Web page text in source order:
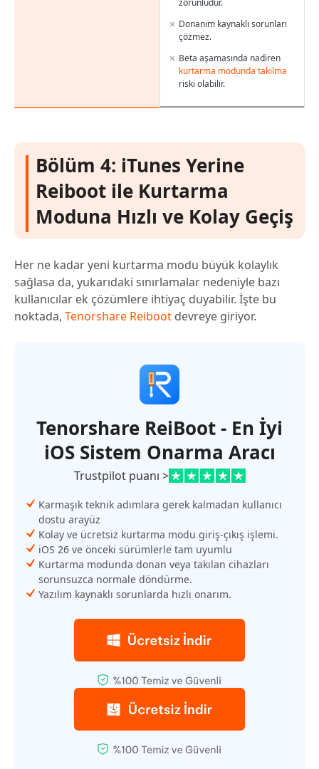
Donanım kaynaklı sorunları
çözmez.
Beta aşamasında nadiren
kurtarma modunda takılma
riski olabilir.
Bölüm 4: iTunes Yerine
Reiboot ile Kurtarma
Moduna Hızlı ve Kolay Geçiş
Her ne kadar yeni kurtarma modu büyük kolaylık
sağlasa da, yukarıdaki sınırlamalar nedeniyle bazı
kullanıcılar ek çözümlere ihtiyaç duyabilir. İşte bu
noktada, Tenorshare Reiboot devreye giriyor.
Tenorshare ReiBoot - En İyi
iOS Sistem Onarma Aracı
Trustpilot puanı >
Karmaşık teknik adımlara gerek kalmadan kullanıcı
dostu arayüz
Kolay ve ücretsiz kurtarma modu giriş-çıkış işlemi.
iOS 26 ve önceki sürümlerle tam uyumlu
Kurtarma modunda donan veya takılan cihazları
sorunsuzca normale döndürme.
Yazılım kaynaklı sorunlarda hızlı onarım.